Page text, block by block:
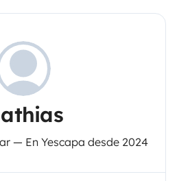
— En Yescapa desde 2024